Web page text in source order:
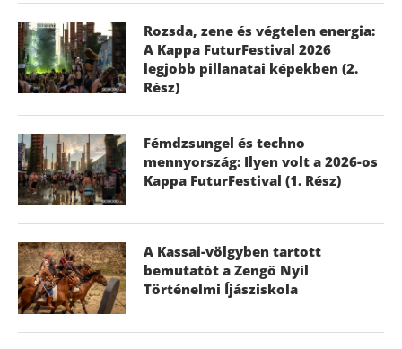
Rozsda, zene és végtelen energia:
A Kappa FuturFestival 2026
legjobb pillanatai képekben (2.
Rész)
Fémdzsungel és techno
mennyország: Ilyen volt a 2026-os
Kappa FuturFestival (1. Rész)
A Kassai-völgyben tartott
bemutatót a Zengő Nyíl
Történelmi Íjásziskola